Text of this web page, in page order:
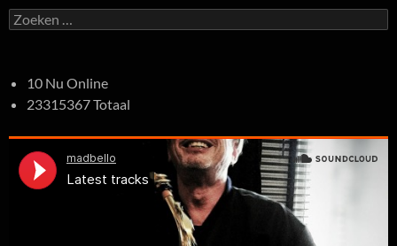
Zoeken
naar:
10 Nu Online
23315367 Totaal